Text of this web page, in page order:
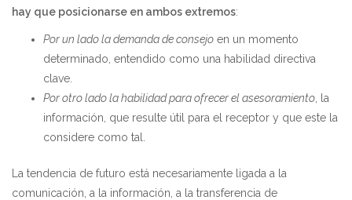
hay que posicionarse en ambos extremos:
Por un lado la demanda de consejo en un momento
determinado, entendido como una habilidad directiva
clave.
Por otro lado la habilidad para ofrecer el asesoramiento , la
información, que resulte útil para el receptor y que este la
considere como tal.
La tendencia de futuro está necesariamente ligada a la
comunicación, a la información, a la transferencia de